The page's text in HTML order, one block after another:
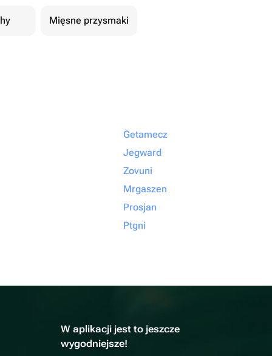
Mięsne przysmaki
Getamecz
Jegward
Zovuni
Mrgaszen
Prosjan
Ptgni
W aplikacji jest to jeszcze
wygodniejsze!